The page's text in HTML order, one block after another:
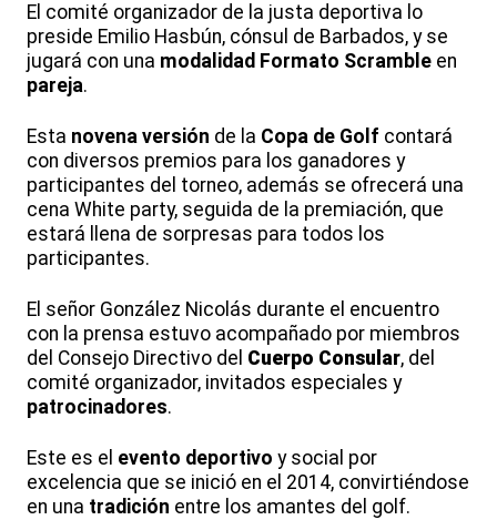
El comité organizador de la justa deportiva lo
preside Emilio Hasbún, cónsul de Barbados, y se
jugará con una modalidad Formato Scramble en
pareja.
Esta novena versión de la Copa de Golf contará
con diversos premios para los ganadores y
participantes del torneo, además se ofrecerá una
cena White party, seguida de la premiación, que
estará llena de sorpresas para todos los
participantes.
El señor González Nicolás durante el encuentro
con la prensa estuvo acompañado por miembros
del Consejo Directivo del Cuerpo Consular, del
comité organizador, invitados especiales y
patrocinadores.
Este es el evento deportivo y social por
excelencia que se inició en el 2014, convirtiéndose
en una tradición entre los amantes del golf.